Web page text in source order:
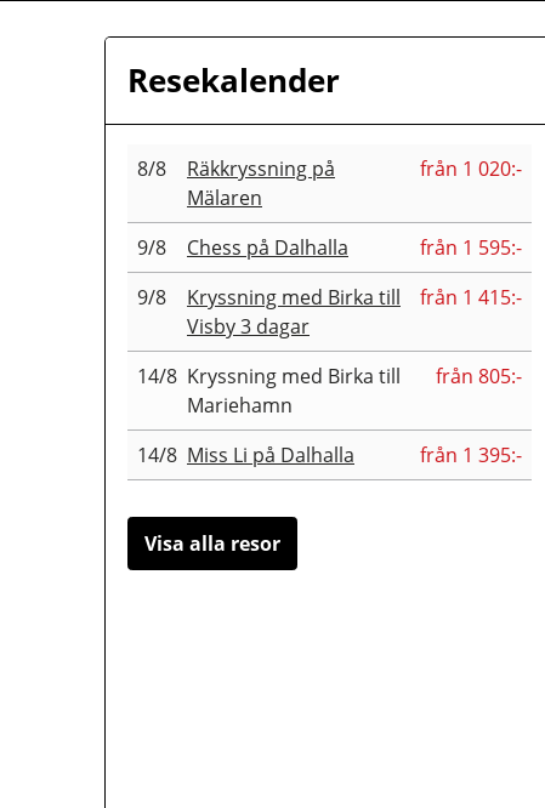
Resekalender
8/8
Räkkryssning på
Mälaren
från 1 020:-
9/8 Chess på Dalhalla
från 1 595:-
9/8
Kryssning med Birka till
Visby 3 dagar
från 1 415:-
14/8 Kryssning med Birka till
Mariehamn
från 805:-
14/8 Miss Li på Dalhalla från 1 395:-
Visa alla resor